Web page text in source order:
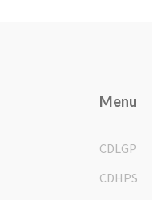
Menu
CDLGP
CDHPS